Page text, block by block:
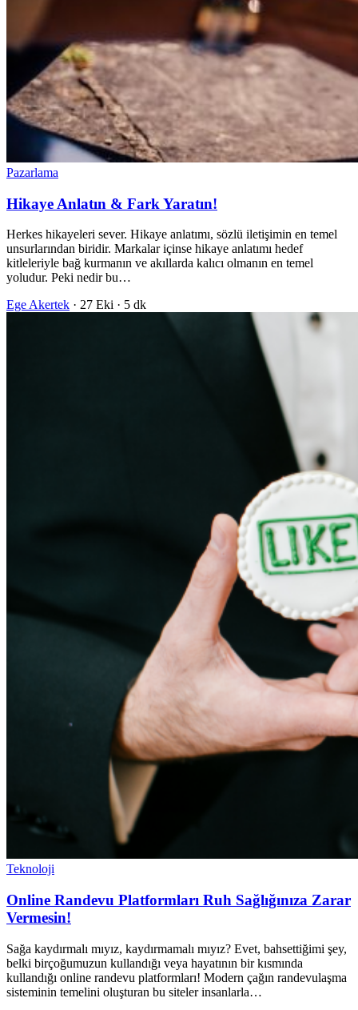
Pazarlama
Hikaye Anlatın & Fark Yaratın!
Herkes hikayeleri sever. Hikaye anlatımı, sözlü iletişimin en temel
unsurlarından biridir. Markalar içinse hikaye anlatımı hedef
kitleleriyle bağ kurmanın ve akıllarda kalıcı olmanın en temel
yoludur. Peki nedir bu…
Ege Akertek · 27 Eki · 5 dk
Teknoloji
Online Randevu Platformları Ruh Sağlığınıza Zarar
Vermesin!
Sağa kaydırmalı mıyız, kaydırmamalı mıyız? Evet, bahsettiğimi şey,
belki birçoğumuzun kullandığı veya hayatının bir kısmında
kullandığı online randevu platformları! Modern çağın randevulaşma
sisteminin temelini oluşturan bu siteler insanlarla…